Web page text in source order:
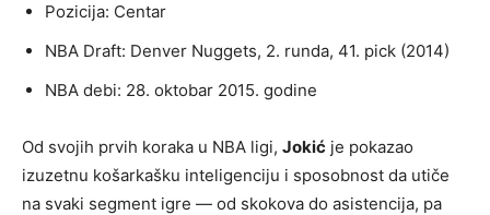
Pozicija: Centar
NBA Draft: Denver Nuggets, 2. runda, 41. pick (2014)
NBA debi: 28. oktobar 2015. godine
Od svojih prvih koraka u NBA ligi, Jokić je pokazao
izuzetnu košarkašku inteligenciju i sposobnost da utiče
na svaki segment igre — od skokova do asistencija, pa